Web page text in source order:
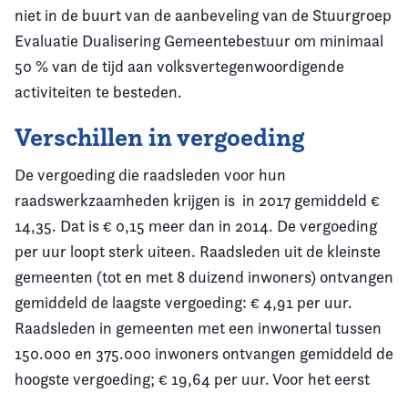
niet in de buurt van de aanbeveling van de Stuurgroep
Evaluatie Dualisering Gemeentebestuur om minimaal
50 % van de tijd aan volksvertegenwoordigende
activiteiten te besteden.
Verschillen in vergoeding
De vergoeding die raadsleden voor hun
raadswerkzaamheden krijgen is in 2017 gemiddeld €
14,35. Dat is € 0,15 meer dan in 2014. De vergoeding
per uur loopt sterk uiteen. Raadsleden uit de kleinste
gemeenten (tot en met 8 duizend inwoners) ontvangen
gemiddeld de laagste vergoeding: € 4,91 per uur.
Raadsleden in gemeenten met een inwonertal tussen
150.000 en 375.000 inwoners ontvangen gemiddeld de
hoogste vergoeding; € 19,64 per uur. Voor het eerst